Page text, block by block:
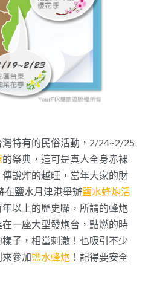
特有的民俗活動，2/24~2/25
的祭典，這可是真人全身赤裸
說炸的越旺，當年大家的財
在鹽水月津港舉辦鹽水蜂炮活
年以上的歷史囉，所謂的蜂炮
一座大型發炮台，點燃的時
子，相當刺激！也吸引不少
參加鹽水蜂炮 ！記得要安全